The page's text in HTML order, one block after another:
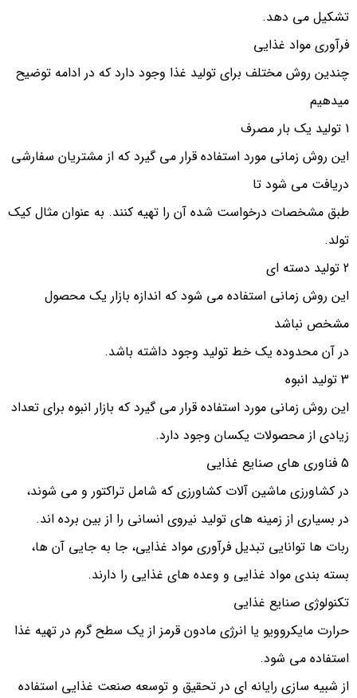
تشکیل می دهد.
فرآوری مواد غذایی
چندین روش مختلف برای تولید غذا وجود دارد که در ادامه توضیح
میدهیم
1 تولید یک بار مصرف
این روش زمانی مورد استفاده قرار می گیرد که از مشتریان سفارشی
دریافت می شود تا
طبق مشخصات درخواست شده آن را تهیه کنند. به عنوان مثال کیک
تولد.
2 تولید دسته ای
این روش زمانی استفاده می شود که اندازه بازار یک محصول
مشخص نباشد
در آن محدوده یک خط تولید وجود داشته باشد.
3 تولید انبوه
این روش زمانی مورد استفاده قرار می گیرد که بازار انبوه برای تعداد
زیادی از محصولات یکسان وجود دارد.
5 فناوری های صنایع غذایی
در کشاورزی ماشین آلات کشاورزی که شامل تراکتور و می شوند،
در بسیاری از زمینه های تولید نیروی انسانی را از بین برده اند.
ربات ها توانایی تبدیل فرآوری مواد غذایی، جا به جایی آن ها،
بسته بندی مواد غذایی و وعده های غذایی را دارند.
تکنولوژی صنایع غذایی
حرارت مایکروویو یا انرژی مادون قرمز از یک سطح گرم در تهیه غذا
استفاده می شود.
از شبیه سازی رایانه ای در تحقیق و توسعه صنعت غذایی استفاده